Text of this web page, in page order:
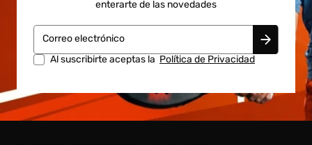
enterarte de las novedades
Correo electrónico
Al suscribirte aceptas la Política de Privacidad